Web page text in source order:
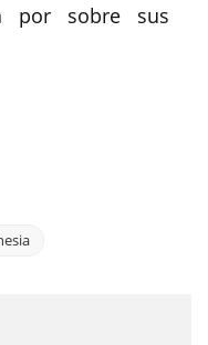
por sobre sus